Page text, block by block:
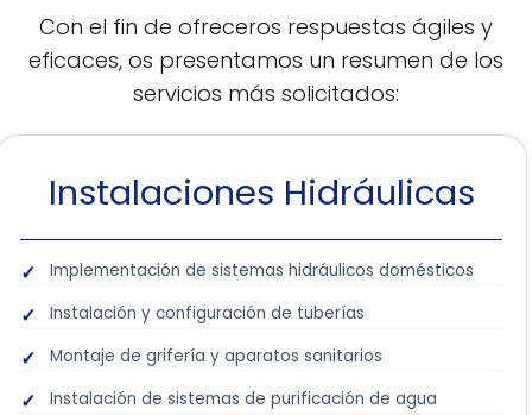
Con el fin de ofreceros respuestas ágiles y
eficaces, os presentamos un resumen de los
servicios más solicitados:
Instalaciones Hidráulicas
Implementación de sistemas hidráulicos domésticos
Instalación y configuración de tuberías
Montaje de grifería y aparatos sanitarios
Instalación de sistemas de purificación de agua